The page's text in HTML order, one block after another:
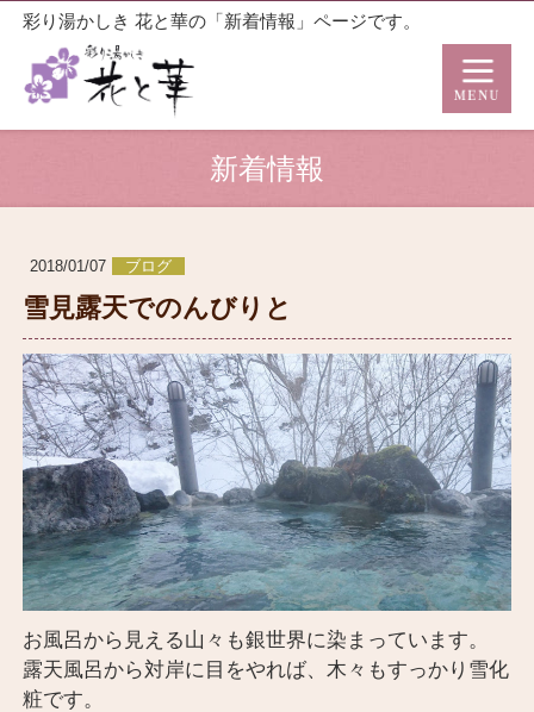
彩り湯かしき 花と華の「新着情報」ページです。
新着情報
2018/01/07 ブログ
雪見露天でのんびりと
お風呂から見える山々も銀世界に染まっています。
露天風呂から対岸に目をやれば、木々もすっかり雪化
粧です。